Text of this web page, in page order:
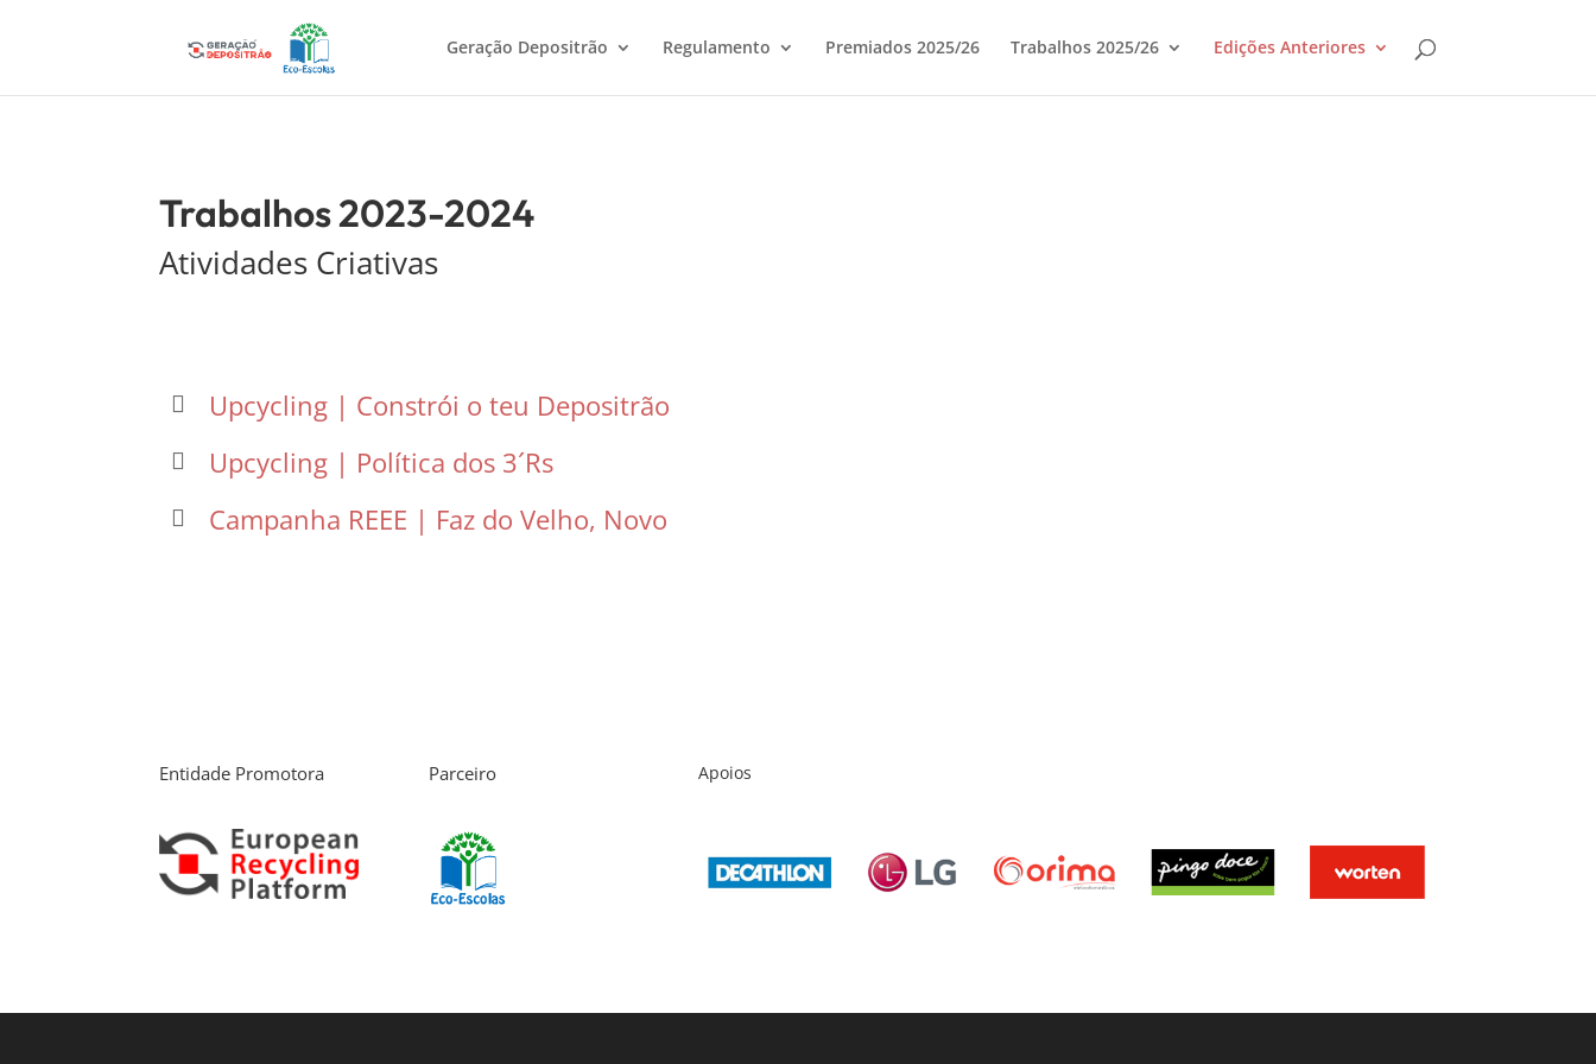
Geração Depositrão Regulamento Premiados 2025/26 Trabalhos 2025/26 Edições Anteriores
Trabalhos 2023-2024
Atividades Criativas
Upcycling | Constrói o teu Depositrão
Upcycling | Política dos 3´Rs
Campanha REEE | Faz do Velho, Novo
Entidade Promotora Parceiro Apoios